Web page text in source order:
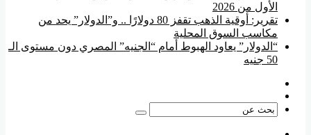
الأول من 2026
تقرير: أوقية الذهب تقفز 80 دولارًا .. و”الدولار” يحد من
مكاسب السوق المحلية
“الدولار” يعاود الهبوط أمام “الجنيه” المصري دون مستوى الـ
50 جنيه
بحث